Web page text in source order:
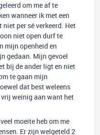
om me af te
wanneer ik met een
per sé verkeerd. Het
niet open durf te
mijn openheid en
gedaan. Mijn gevoel
bij de ander ligt en niet
te gaan mijn
dat best weleens
weinig aan want het
moeite heb om me
Er zijn welgeteld 2